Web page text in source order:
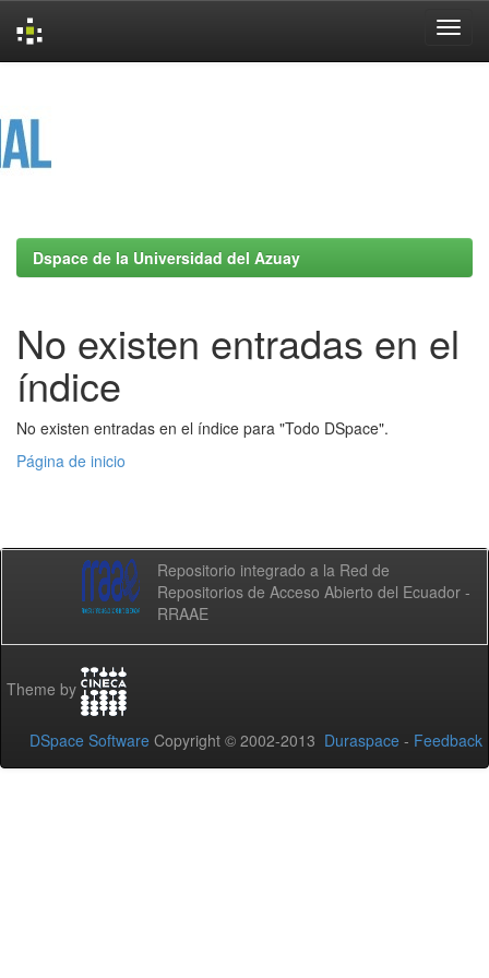
Dspace de la Universidad del Azuay
No existen entradas en el
índice
No existen entradas en el índice para "Todo DSpace".
Página de inicio
Repositorio integrado a la Red de
Repositorios de Acceso Abierto del Ecuador -
RRAAE
Theme by
DSpace Software Copyright © 2002-2013 Duraspace - Feedback